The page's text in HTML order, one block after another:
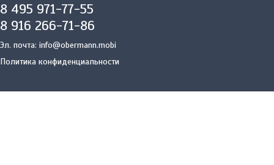
8 495 971-77-55
8 916 266-71-86
Эл. почта: info@obermann.mobi
Политика конфиденциальности